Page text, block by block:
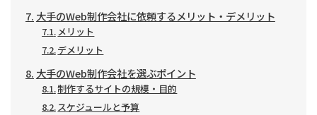
大手のWeb制作会社に依頼するメリット・デメリット
メリット
デメリット
大手のWeb制作会社を選ぶポイント
制作するサイトの規模・目的
スケジュールと予算